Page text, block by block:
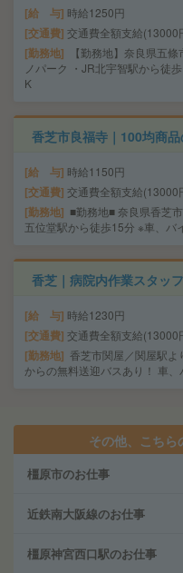
給 与 時給1250円
交通費 交通費全額支給(13000
勤務地
【勤務地】奈良県五
ノパーク ・JR北宇智駅から徒
K
香芝市良福寺｜100均商
給 与 時給1150円
交通費 交通費全額支給(13000
勤務地
■勤務地■ 奈良県香芝
五位堂駅から徒歩15分 ※車、バ
香芝｜病院内作業スタッ
給 与 時給1230円
交通費 交通費全額支給(13000
勤務地 香芝市関屋／関屋駅
からの無料送迎バスあり！ 車
その他、こち
橿原市のお仕事
近鉄南大阪線のお仕事
橿原神宮西口駅のお仕事